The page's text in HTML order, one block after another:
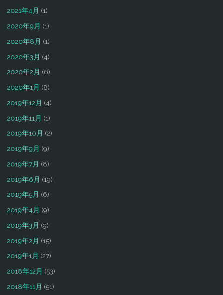
2021年4月 (1)
2020年9月 (1)
2020年8月 (1)
2020年3月 (4)
2020年2月 (6)
2020年1月 (8)
2019年12月 (4)
2019年11月 (1)
2019年10月 (2)
2019年9月 (9)
2019年7月 (8)
2019年6月 (19)
2019年5月 (6)
2019年4月 (9)
2019年3月 (9)
2019年2月 (15)
2019年1月 (27)
2018年12月 (53)
2018年11月 (51)